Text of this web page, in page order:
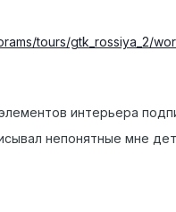
tours/gtk_rossiya_2/
интерьера
непонятные мне